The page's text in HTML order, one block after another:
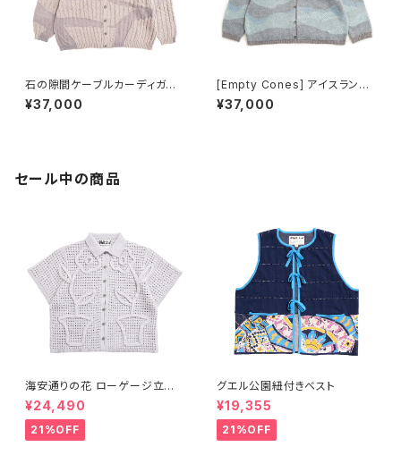
石の隙間ケーブルカーディガン
ベージュ
¥37,000
[Empty Cones] アイスランド
のガーデン カーディガン
¥37,000
セール中の商品
海安通りの花 ローゲージ立体
オープンシャツ- ライトグレー
¥24,490
21%OFF
グエル公園紐付きベスト
¥19,355
21%OFF